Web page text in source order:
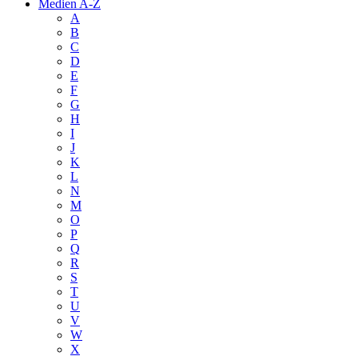
Medien A-Z
A
B
C
D
E
F
G
H
I
J
K
L
N
M
O
P
Q
R
S
T
U
V
W
X